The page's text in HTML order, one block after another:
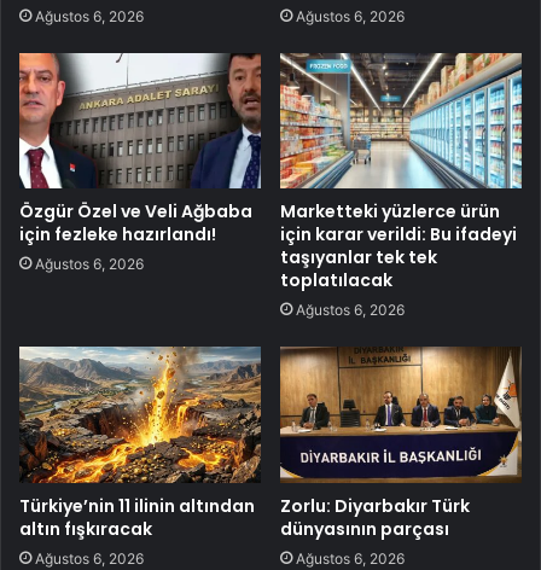
Ağustos 6, 2026 Ağustos 6, 2026
Özgür Özel ve Veli Ağbaba
için fezleke hazırlandı!
Ağustos 6, 2026
Marketteki yüzlerce ürün
için karar verildi: Bu ifadeyi
taşıyanlar tek tek
toplatılacak
Ağustos 6, 2026
Türkiye’nin 11 ilinin altından
altın fışkıracak
Ağustos 6, 2026
Zorlu: Diyarbakır Türk
dünyasının parçası
Ağustos 6, 2026